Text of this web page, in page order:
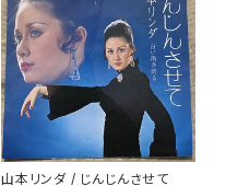
山本リンダ / じんじんさせて